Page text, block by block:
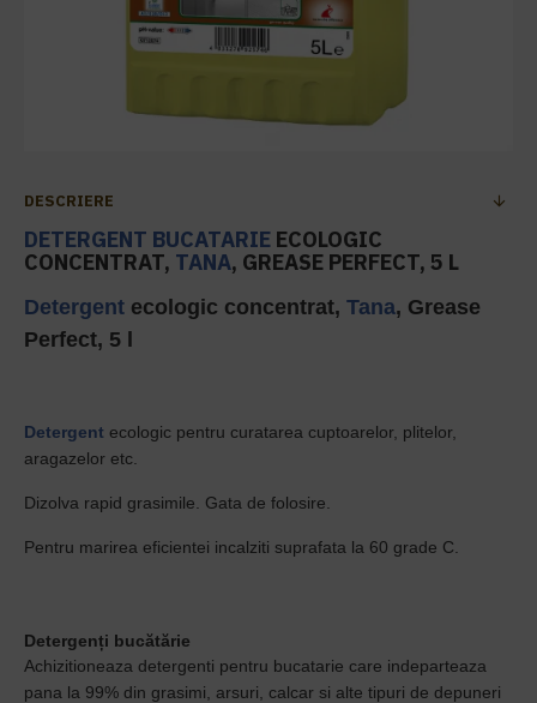
DESCRIERE
DETERGENT BUCATARIE ECOLOGIC
CONCENTRAT, TANA, GREASE PERFECT, 5 L
Detergent ecologic concentrat, Tana, Grease
Perfect, 5 l
Detergent ecologic pentru curatarea cuptoarelor, plitelor,
aragazelor etc.
Dizolva rapid grasimile. Gata de folosire.
Pentru marirea eficientei incalziti suprafata la 60 grade C.
Detergenți bucătărie
Achizitioneaza detergenti pentru bucatarie care indeparteaza
pana la 99% din grasimi, arsuri, calcar si alte tipuri de depuneri